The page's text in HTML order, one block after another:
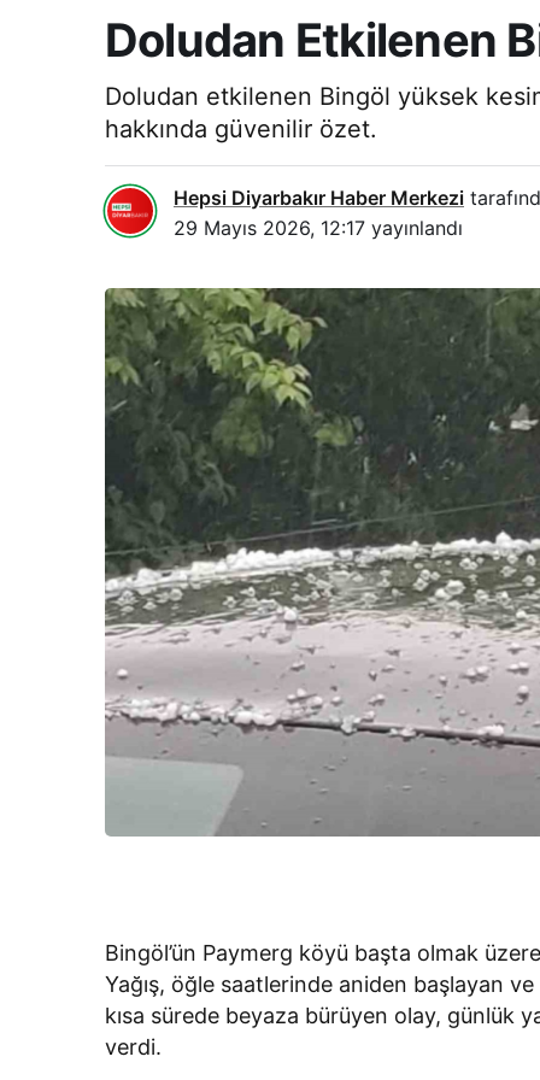
Doludan Etkilenen
Doludan etkilenen Bingöl yüksek
hakkında güvenilir özet.
Hepsi Diyarbakır Haber Merkezi
29 Mayıs 2026, 12:17 yayınlandı
Bingöl’ün Paymerg köyü başta olmak
Yağış, öğle saatlerinde aniden başlayan
kısa sürede beyaza bürüyen olay, günlük
verdi.